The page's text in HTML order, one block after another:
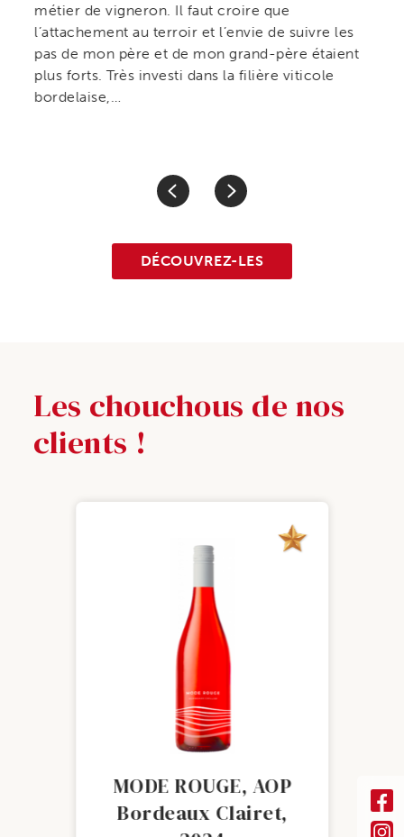
métier de vigneron. Il faut croire que
l’attachement au terroir et l’envie de suivre les
pas de mon père et de mon grand-père étaient
plus forts. Très investi dans la filière viticole
bordelaise,…
DÉCOUVREZ-LES
Les chouchous de nos
clients !
MODE ROUGE, AOP
Bordeaux Clairet,